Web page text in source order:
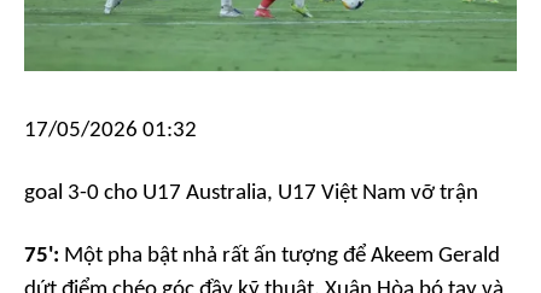
17/05/2026 01:32
goal 3-0 cho U17 Australia, U17 Việt Nam vỡ trận
75': Một pha bật nhả rất ấn tượng để Akeem Gerald